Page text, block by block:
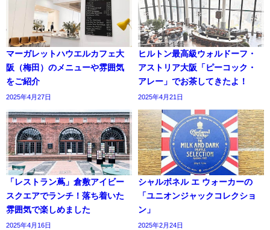
マーガレットハウエルカフェ大
阪（梅田）のメニューや雰囲気
をご紹介
2025年4月27日
ヒルトン最高級ウォルドーフ・
アストリア大阪「ピーコック・
アレー」でお茶してきたよ！
2025年4月21日
「レストラン蔦」倉敷アイビー
スクエアでランチ！落ち着いた
雰囲気で楽しめました
2025年4月16日
シャルボネル エ ウォーカーの
「ユニオンジャックコレクショ
ン」
2025年2月24日